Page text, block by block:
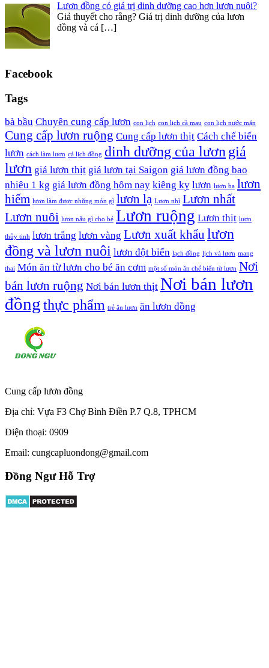
Lươn đồng có giá trị dinh dưỡng cao hơn lươn nuôi?
Giả thuyết cho rằng? Giá trị dinh dưỡng của lươn
đồng và cá […]
Facebook
Tags
bà bầu Chuyên cung cấp lươn con lịch con lịch cà mau con lịch nước mặn
Cung cấp lươn ruộng Cung cấp lươn thịt Cách chế biến
lươn cách làm lươn cá lịch đồng dinh dưỡng của lươn giá
lươn giá lươn thịt giá lươn tại Saigon giá lươn đồng bao
nhiêu 1 kg giá lươn đồng hôm nay kiêng kỵ lươn lươn ba lươn
hiếm lươn làm được những món gì lươn lạ Lươn nhì Lươn nhất
Lươn nuôi lươn nấu gì cho bé Lươn ruộng Lươn thịt lươn
thủy tinh lươn trắng lươn vàng Lươn xuất khẩu lươn
đồng và lươn nuôi lươn đột biến lạch đồng lịch và lươn mang
thai Món ăn từ lươn cho bé ăn cơm một số món ăn chế biến từ lươn Nơi
bán lươn ruộng Nơi bán lươn thịt Nơi bán lươn
đồngthực phẩm trẻ ăn lươn ăn lươn đồng
Cung cấp lươn đồng
Địa chỉ: Vựa F3 Chợ Bình Điền P.7 Q.8, TPHCM
Điện thoại: 0909
Email: cungcapluondong@gmail.com
Đồng Ngư Hỗ Trợ